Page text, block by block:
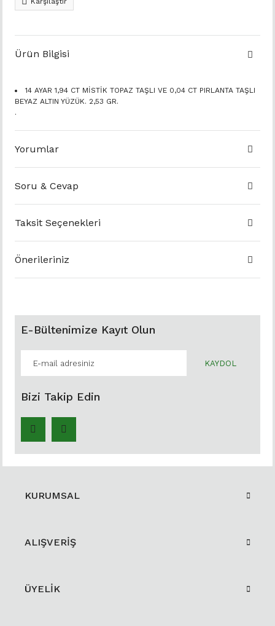
Ürün Bilgisi
14 AYAR 1,94 CT MİSTİK TOPAZ TAŞLI VE 0,04 CT PIRLANTA TAŞLI
BEYAZ ALTIN YÜZÜK. 2,53 GR.
.
Yorumlar
Soru & Cevap
Taksit Seçenekleri
Önerileriniz
E-Bültenimize Kayıt Olun
KAYDOL
Bizi Takip Edin
KURUMSAL
ALIŞVERİŞ
ÜYELİK